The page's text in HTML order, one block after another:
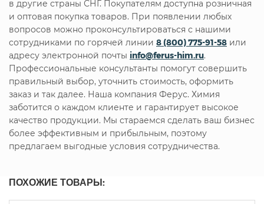
в другие страны СНГ. Покупателям доступна розничная
и оптовая покупка товаров. При появлении любых
вопросов можно проконсультироваться с нашими
сотрудниками по горячей линии 8 (800) 775-91-58 или
адресу электронной почты info@ferus-him.ru.
Профессиональные консультанты помогут совершить
правильный выбор, уточнить стоимость, оформить
заказ и так далее. Наша компания Ферус. Химия
заботится о каждом клиенте и гарантирует высокое
качество продукции. Мы стараемся сделать ваш бизнес
более эффективным и прибыльным, поэтому
предлагаем выгодные условия сотрудничества.
ПОХОЖИЕ ТОВАРЫ: